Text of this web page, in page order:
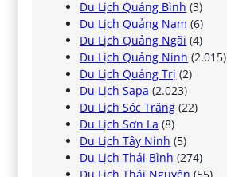
Du Lịch Quảng Bình (3)
Du Lịch Quảng Nam (6)
Du Lịch Quảng Ngãi (4)
Du Lịch Quảng Ninh (2.015)
Du Lịch Quảng Trị (2)
Du Lịch Sapa (2.023)
Du Lịch Sóc Trăng (22)
Du Lịch Sơn La (8)
Du Lịch Tây Ninh (5)
Du Lịch Thái Bình (274)